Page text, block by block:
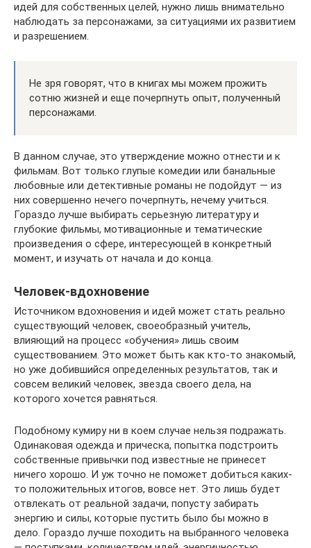
идей для собственных целей, нужно лишь внимательно
наблюдать за персонажами, за ситуациями их развитием
и разрешением.
Не зря говорят, что в книгах мы можем прожить
сотню жизней и еще почерпнуть опыт, полученный
персонажами.
В данном случае, это утверждение можно отнести и к
фильмам. Вот только глупые комедии или банальные
любовные или детективные романы не подойдут — из
них совершенно нечего почерпнуть, нечему учиться.
Гораздо лучше выбирать серьезную литературу и
глубокие фильмы, мотивационные и тематические
произведения о сфере, интересующей в конкретный
момент, и изучать от начала и до конца.
Человек-вдохновение
Источником вдохновения и идей может стать реально
существующий человек, своеобразный учитель,
влияющий на процесс «обучения» лишь своим
существованием. Это может быть как кто-то знакомый,
но уже добившийся определенных результатов, так и
совсем великий человек, звезда своего дела, на
которого хочется равняться.
Подобному кумиру ни в коем случае нельзя подражать.
Одинаковая одежда и прическа, попытка подстроить
собственные привычки под известные не принесет
ничего хорошо. И уж точно не поможет добиться каких-
то положительных итогов, вовсе нет. Это лишь будет
отвлекать от реальной задачи, попусту забирать
энергию и силы, которые пустить было бы можно в
дело. Гораздо лучше походить на выбранного человека